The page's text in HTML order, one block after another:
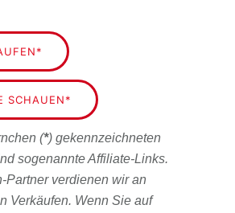
SCHAUEN*
(*) gekennzeichneten
sogenannte Affiliate-Links.
Partner verdienen wir an
Verkäufen. Wenn Sie auf